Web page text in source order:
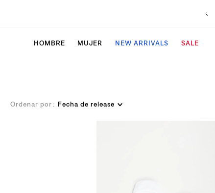
HOMBRE MUJER NEW ARRIVALS SALE
Ordenar por Fecha de release